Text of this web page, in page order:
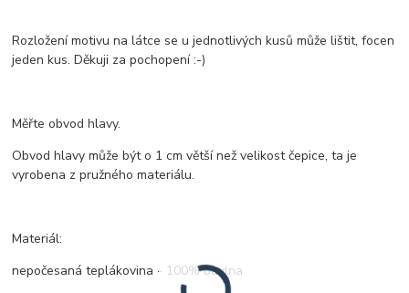
Rozložení motivu na látce se u jednotlivých kusů může lištit, focen
jeden kus. Děkuji za pochopení :-)
Měřte obvod hlavy.
Obvod hlavy může být o 1 cm větší než velikost čepice, ta je
vyrobena z pružného materiálu.
Materiál:
nepočesaná teplákovina - 100% bavlna